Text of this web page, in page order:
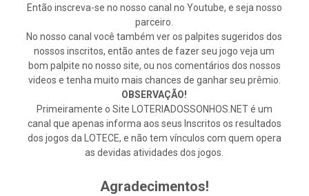
Então inscreva-se no nosso canal no Youtube, e seja nosso
parceiro.
No nosso canal você também ver os palpites sugeridos dos
nossos inscritos, então antes de fazer seu jogo veja um
bom palpite no nosso site, ou nos comentários dos nossos
videos e tenha muito mais chances de ganhar seu prêmio.
OBSERVAÇÃO!
Primeiramente o Site LOTERIADOSSONHOS.NET é um
canal que apenas informa aos seus Inscritos os resultados
dos jogos da LOTECE, e não tem vínculos com quem opera
as devidas atividades dos jogos.
Agradecimentos!